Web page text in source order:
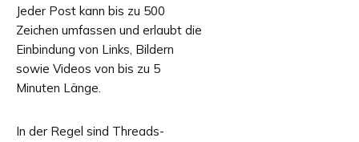
Jeder Post kann bis zu 500
Zeichen umfassen und erlaubt die
Einbindung von Links, Bildern
sowie Videos von bis zu 5
Minuten Länge.
In der Regel sind Threads-